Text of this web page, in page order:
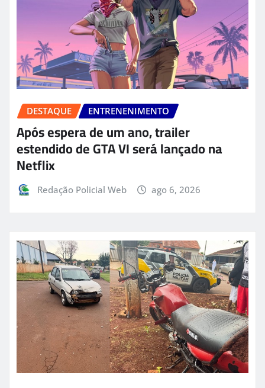
DESTAQUE ENTRENENIMENTO
Após espera de um ano, trailer
estendido de GTA VI será lançado na
Netflix
Redação Policial Web ago 6, 2026